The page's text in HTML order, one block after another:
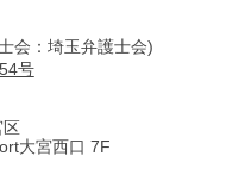
会：埼玉弁護士会)
号
区
大宮西口 7F